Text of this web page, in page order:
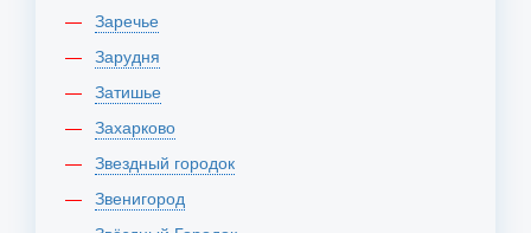
Заречье
Зарудня
Затишье
Захарково
Звездный городок
Звенигород